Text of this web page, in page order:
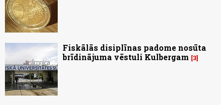
Fiskālās disiplīnas padome nosūta
brīdinājuma vēstuli Kulbergam 3